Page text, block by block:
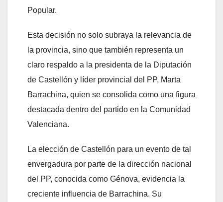
Popular.
Esta decisión no solo subraya la relevancia de
la provincia, sino que también representa un
claro respaldo a la presidenta de la Diputación
de Castellón y líder provincial del PP, Marta
Barrachina, quien se consolida como una figura
destacada dentro del partido en la Comunidad
Valenciana.
La elección de Castellón para un evento de tal
envergadura por parte de la dirección nacional
del PP, conocida como Génova, evidencia la
creciente influencia de Barrachina. Su